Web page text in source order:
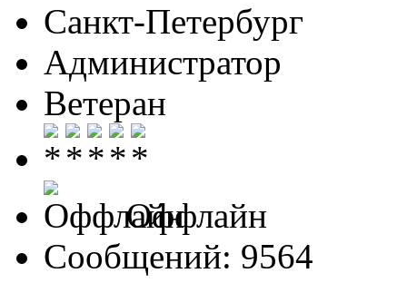
Санкт-Петербург
Администратор
Ветеран
Оффлайн
Сообщений: 9564